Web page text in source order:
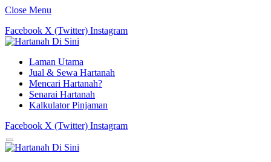
Close Menu
Facebook X (Twitter) Instagram
Laman Utama
Jual & Sewa Hartanah
Mencari Hartanah?
Senarai Hartanah
Kalkulator Pinjaman
Facebook X (Twitter) Instagram